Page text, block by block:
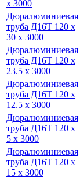
х 3000
Дюралюминиевая
труба Д16Т 120 х
30 х 3000
Дюралюминиевая
труба Д16Т 120 х
23.5 х 3000
Дюралюминиевая
труба Д16Т 120 х
12.5 х 3000
Дюралюминиевая
труба Д16Т 120 х
5 х 3000
Дюралюминиевая
труба Д16Т 120 х
15 х 3000